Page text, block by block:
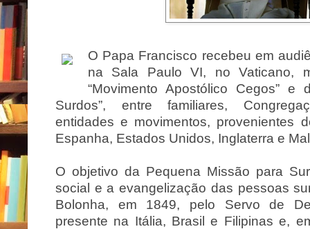
O Papa Francisco recebeu em a
na Sala Paulo VI, no Vaticano,
“Movimento Apostólico Cegos”
Surdos”, entre familiares,
entidades e movimentos, provenientes
Espanha, Estados Unidos, Inglaterra e
O objetivo da Pequena Missão para
social e a evangelização das pessoas
Bolonha, em 1849, pelo Servo de
presente na Itália, Brasil e Filipinas e,